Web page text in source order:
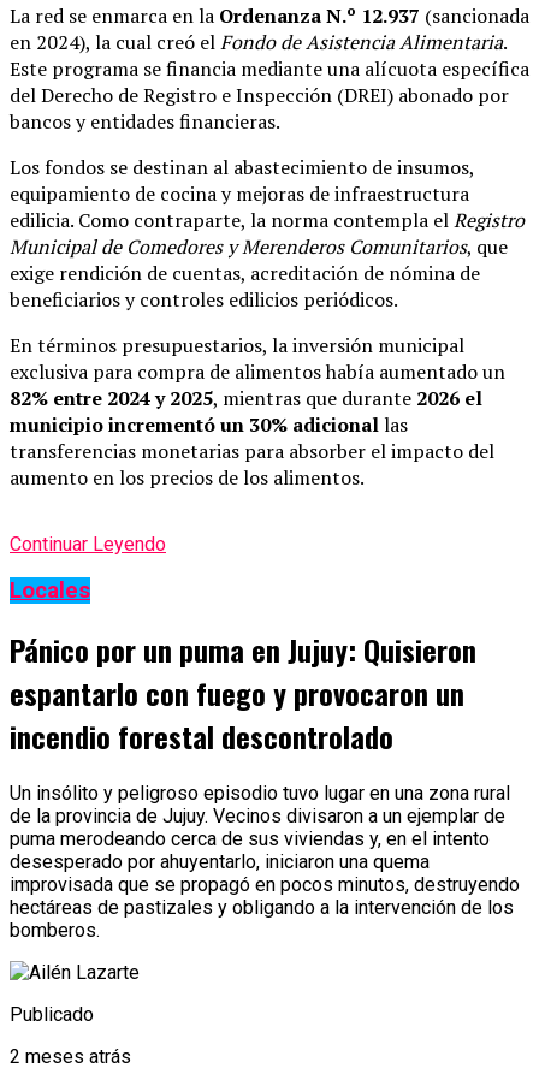
La red se enmarca en la Ordenanza N.º 12.937 (sancionada
en 2024), la cual creó elFondo de Asistencia Alimentaria.
Este programa se financia mediante una alícuota específica
del Derecho de Registro e Inspección (DREI) abonado por
bancos y entidades financieras.
Los fondos se destinan al abastecimiento de insumos,
equipamiento de cocina y mejoras de infraestructura
edilicia. Como contraparte, la norma contempla elRegistro
Municipal de Comedores y Merenderos Comunitarios, que
exige rendición de cuentas, acreditación de nómina de
beneficiarios y controles edilicios periódicos.
En términos presupuestarios, la inversión municipal
exclusiva para compra de alimentos había aumentado un
82% entre 2024 y 2025, mientras que durante 2026 el
municipio incrementó un 30% adicionallas
transferencias monetarias para absorber el impacto del
aumento en los precios de los alimentos.
Continuar Leyendo
Locales
Pánico por un puma en Jujuy: Quisieron
espantarlo con fuego y provocaron un
incendio forestal descontrolado
Un insólito y peligroso episodio tuvo lugar en una zona rural
de la provincia de Jujuy. Vecinos divisaron a un ejemplar de
puma merodeando cerca de sus viviendas y, en el intento
desesperado por ahuyentarlo, iniciaron una quema
improvisada que se propagó en pocos minutos, destruyendo
hectáreas de pastizales y obligando a la intervención de los
bomberos.
Publicado
2 meses atrás